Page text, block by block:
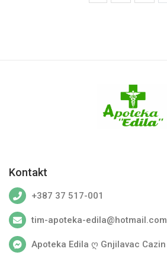
PHARMAVITAL
SOLGAR
TERRANOVA
UNIMED Pharma
URIAGE
Kontakt
+387 37 517-001
tim-apoteka-edila@hotmail.com
Apoteka Edila ღ Gnjilavac Cazin